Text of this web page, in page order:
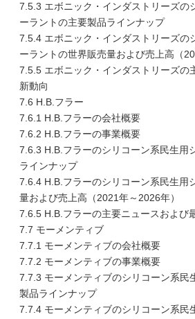
7.5.3 エボニック・インダストリーズの
ーラントの主要製品ラインナップ
7.5.4 エボニック・インダストリーズの
ーラントの世界販売量および売上高（
7.5.5 エボニック・インダストリーズの
新動向
7.6 H.B.フラー
7.6.1 H.B.フラーの会社概要
7.6.2 H.B.フラーの事業概要
7.6.3 H.B.フラーのシリコーン系民生用
ラインナップ
7.6.4 H.B.フラーのシリコーン系民生用
量および売上高（2021年～2026年）
7.6.5 H.B.フラーの主要ニュースおよび
7.7 モーメンティブ
7.7.1 モーメンティブの会社概要
7.7.2 モーメンティブの事業概要
7.7.3 モーメンティブのシリコーン系民
製品ラインナップ
7.7.4 モーメンティブのシリコーン系民